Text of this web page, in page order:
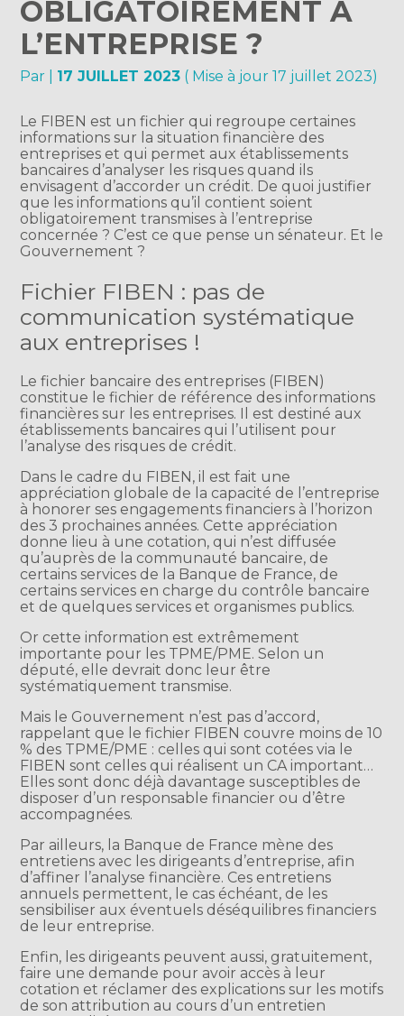
OBLIGATOIREMENT À
L’ENTREPRISE ?
Par 17 JUILLET 2023 ( Mise à jour 17 juillet 2023)
Le FIBEN est un fichier qui regroupe certaines
informations sur la situation financière des
entreprises et qui permet aux établissements
bancaires d’analyser les risques quand ils
envisagent d’accorder un crédit. De quoi justifier
que les informations qu’il contient soient
obligatoirement transmises à l’entreprise
concernée ? C’est ce que pense un sénateur. Et le
Gouvernement ?
Fichier FIBEN : pas de
communication systématique
aux entreprises !
Le fichier bancaire des entreprises (FIBEN)
constitue le fichier de référence des informations
financières sur les entreprises. Il est destiné aux
établissements bancaires qui l’utilisent pour
l’analyse des risques de crédit.
Dans le cadre du FIBEN, il est fait une
appréciation globale de la capacité de l’entreprise
à honorer ses engagements financiers à l’horizon
des 3 prochaines années. Cette appréciation
donne lieu à une cotation, qui n’est diffusée
qu’auprès de la communauté bancaire, de
certains services de la Banque de France, de
certains services en charge du contrôle bancaire
et de quelques services et organismes publics.
Or cette information est extrêmement
importante pour les TPME/PME. Selon un
député, elle devrait donc leur être
systématiquement transmise.
Mais le Gouvernement n’est pas d’accord,
rappelant que le fichier FIBEN couvre moins de 10
% des TPME/PME : celles qui sont cotées via le
FIBEN sont celles qui réalisent un CA important…
Elles sont donc déjà davantage susceptibles de
disposer d’un responsable financier ou d’être
accompagnées.
Par ailleurs, la Banque de France mène des
entretiens avec les dirigeants d’entreprise, afin
d’affiner l’analyse financière. Ces entretiens
annuels permettent, le cas échéant, de les
sensibiliser aux éventuels déséquilibres financiers
de leur entreprise.
Enfin, les dirigeants peuvent aussi, gratuitement,
faire une demande pour avoir accès à leur
cotation et réclamer des explications sur les motifs
de son attribution au cours d’un entretien